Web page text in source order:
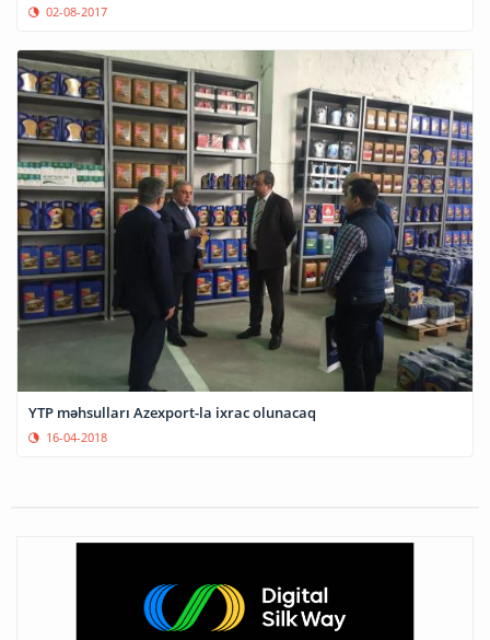
02-08-2017
YTP məhsulları Azexport-la ixrac olunacaq
16-04-2018